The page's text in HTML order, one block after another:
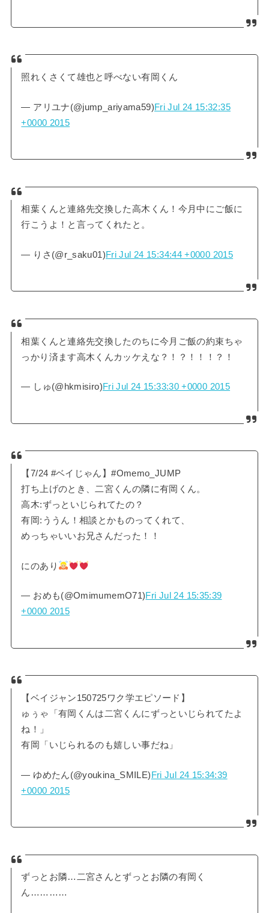
照れくさくて雄也と呼べない有岡くん
— アリユナ(@jump_ariyama59)Fri Jul 24 15:32:35
+0000 2015
相葉くんと連絡先交換した高木くん！今月中にご飯に
行こうよ！と言ってくれたと。
— りさ(@r_saku01)Fri Jul 24 15:34:44 +0000 2015
相葉くんと連絡先交換したのちに今月ご飯の約束ちゃ
っかり済ます高木くんカッケえな？！？！！！？！
— しゅ(@hkmisiro)Fri Jul 24 15:33:30 +0000 2015
【7/24 #ベイじゃん】#Omemo_JUMP
打ち上げのとき、二宮くんの隣に有岡くん。
高木:ずっといじられてたの？
有岡:ううん！相談とかものってくれて、
めっちゃいいお兄さんだった！！
にのあり
— おめも(@OmimumemO71)Fri Jul 24 15:35:39
+0000 2015
【ベイジャン150725ワク学エピソード】
ゅぅゃ「有岡くんは二宮くんにずっといじられてたよ
ね！」
有岡「いじられるのも嬉しい事だね」
— ゆめたん(@youkina_SMILE) Fri Jul 24 15:34:39
+0000 2015
ずっとお隣…二宮さんとずっとお隣の有岡く
ん…………